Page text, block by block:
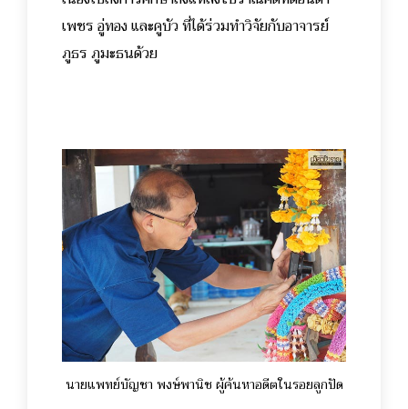
เพชร อู่ทอง และคูบัว ที่ได้ร่วมทำวิจัยกับอาจารย์
ภูธร ภูมะธนด้วย
นายแพทย์บัญชา พงษ์พานิช ผู้ค้นหาอดีตในรอยลูกปัด